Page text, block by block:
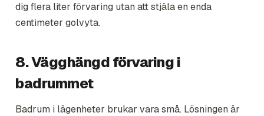
dig flera liter förvaring utan att stjäla en enda
centimeter golvyta.
8. Vägghängd förvaring i
badrummet
Badrum i lägenheter brukar vara små. Lösningen är